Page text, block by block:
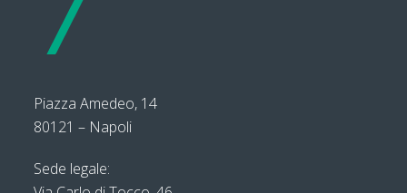
Piazza Amedeo, 14
80121 – Napoli
Sede legale: